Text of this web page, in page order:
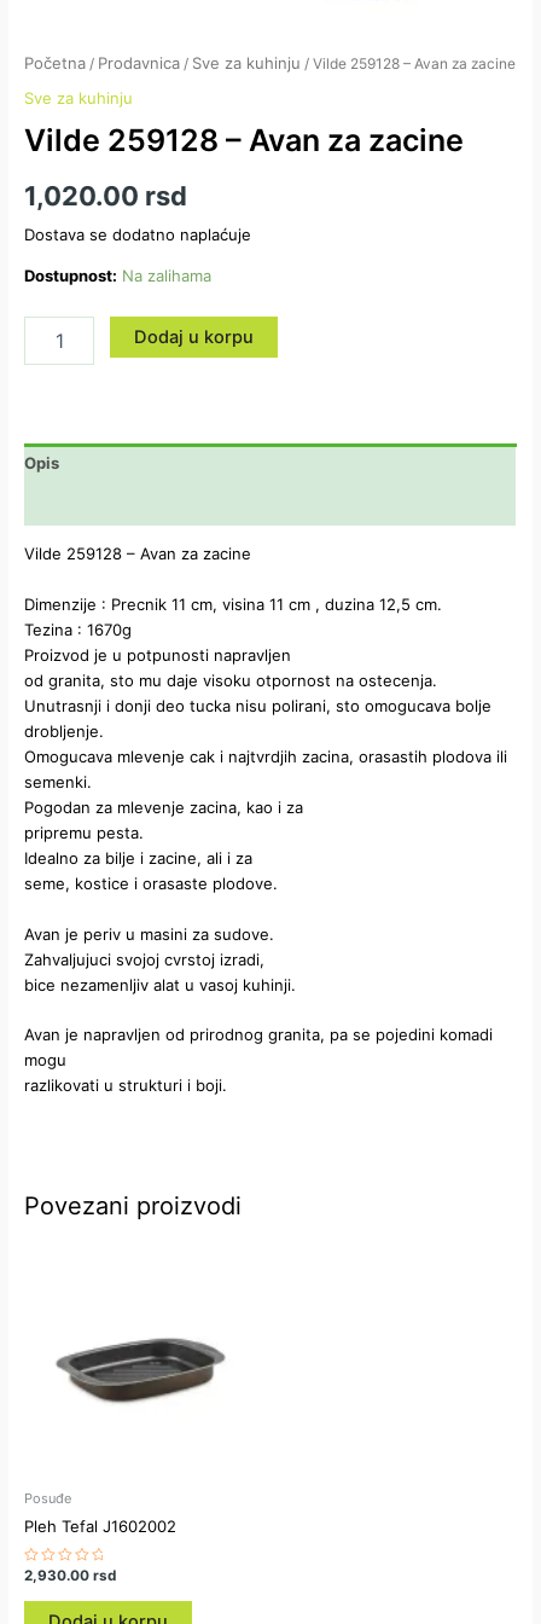
Početna / Prodavnica / Sve za kuhinju / Vilde 259128 – Avan za zacine
Sve za kuhinju
Vilde 259128 – Avan za zacine
1,020.00 rsd
Dostava se dodatno naplaćuje
Dostupnost: Na zalihama
Dodaj u korpu
Opis
Vilde 259128 – Avan za zacine
Dimenzije : Precnik 11 cm, visina 11 cm , duzina 12,5 cm.
Tezina : 1670g
Proizvod je u potpunosti napravljen
od granita, sto mu daje visoku otpornost na ostecenja.
Unutrasnji i donji deo tucka nisu polirani, sto omogucava bolje
drobljenje.
Omogucava mlevenje cak i najtvrdjih zacina, orasastih plodova ili
semenki.
Pogodan za mlevenje zacina, kao i za
pripremu pesta.
Idealno za bilje i zacine, ali i za
seme, kostice i orasaste plodove.
Avan je periv u masini za sudove.
Zahvaljujuci svojoj cvrstoj izradi,
bice nezamenljiv alat u vasoj kuhinji.
Avan je napravljen od prirodnog granita, pa se pojedini komadi
mogu
razlikovati u strukturi i boji.
Povezani proizvodi
Posuđe
Pleh Tefal J1602002
Ocenjeno
sa
0
2,930.00rsd